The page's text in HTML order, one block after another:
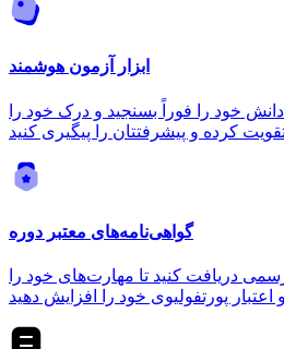
ابزار آزمون هوشمند
خود را فوراً بسنجید و درک خود را
گواهی‌نامه‌های معتبر دوره
دریافت کنید تا مهارت‌های خود را